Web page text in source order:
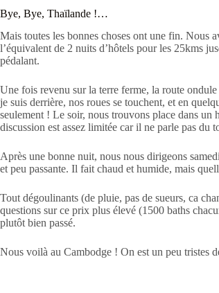
Bye, Bye, Thaïlande !…
Mais toutes les bonnes choses ont une fin. Nous
l’équivalent de 2 nuits d’hôtels pour les 25kms
pédalant.
Une fois revenu sur la terre ferme, la route
je suis derrière, nos roues se touchent, et en
seulement ! Le soir, nous trouvons place dans
discussion est assez limitée car il ne parle pas du
Après une bonne nuit, nous nous dirigeons
et peu passante. Il fait chaud et humide, mais
Tout dégoulinants (de pluie, pas de sueurs, ca
questions sur ce prix plus élevé (1500 baths
plutôt bien passé.
Nous voilà au Cambodge ! On est un peu tristes